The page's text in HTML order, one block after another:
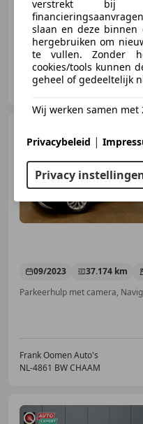
Autobedrijf Bosman B.V.
NL-3263 RA OUD-BEIJERLAND
09/2023 37.174 km
Frank Oomen Auto's
NL-4861 BW CHAAM
verstrekt bij
slaan en deze binnen
hergebruiken om
te vullen. Zonder
cookies/tools kunnen
geheel of gedeeltelijk
Wij werken samen met
Privacybeleid |
Privacy